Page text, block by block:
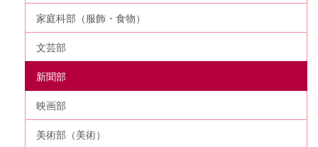
家庭科部（服飾・食物）
文芸部
新聞部
映画部
美術部（美術）